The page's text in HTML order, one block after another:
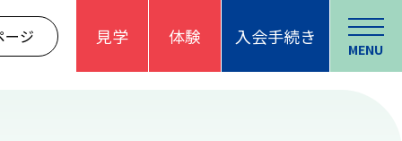
ージ 見学 体験 入会手続き
MENU